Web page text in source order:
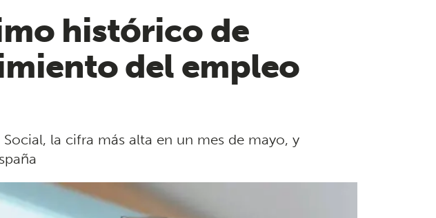
histórico de
del empleo
la cifra más alta en un mes de mayo, y